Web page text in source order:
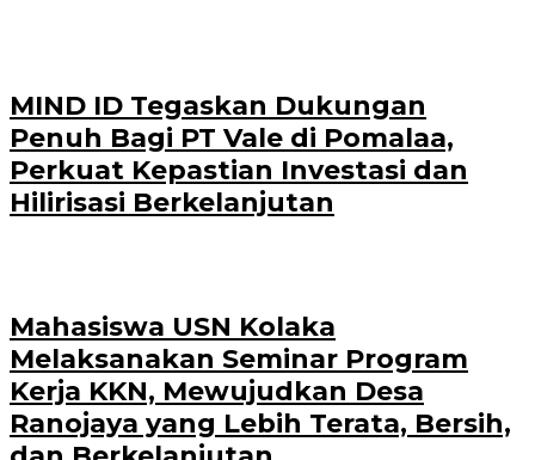
MIND ID Tegaskan Dukungan
Penuh Bagi PT Vale di Pomalaa,
Perkuat Kepastian Investasi dan
Hilirisasi Berkelanjutan
Mahasiswa USN Kolaka
Melaksanakan Seminar Program
Kerja KKN, Mewujudkan Desa
Ranojaya yang Lebih Terata, Bersih,